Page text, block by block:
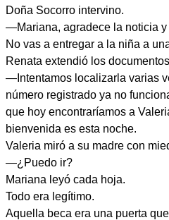
Doña Socorro intervino.
—Mariana, agradece la noticia
No vas a entregar a la niña a
Renata extendió los
—Intentamos localizarla varias
número registrado ya no
que hoy encontraríamos a
bienvenida es esta noche.
Valeria miró a su madre con
—¿Puedo ir?
Mariana leyó cada hoja.
Todo era legítimo.
Aquella beca era una puerta